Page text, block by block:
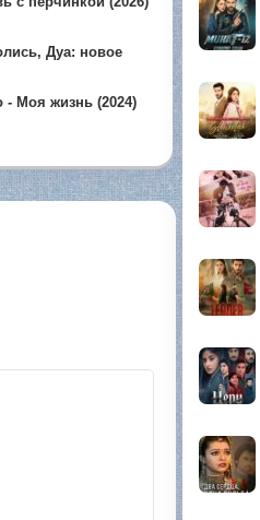
Дуа: новое
- Моя жизнь (2024)